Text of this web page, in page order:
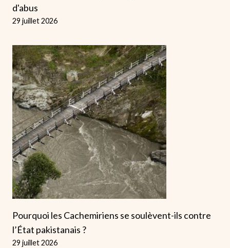
d'abus
29 juillet 2026
Pourquoi les Cachemiriens se soulèvent-ils contre
l’État pakistanais ?
29 juillet 2026